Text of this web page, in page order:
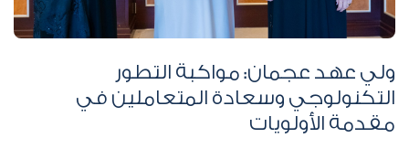
ولي عهد عجمان: مواكبة التطور
التكنولوجي وسعادة المتعاملين في
مقدمة الأولويات